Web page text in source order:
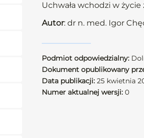
Uchwała wchodzi w
Autor: dr n. med. Igor
Podmiot odpowiedzialny:
Dokument opublikowany
Data publikacji: 25 kwietnia
Numer aktualnej wersji: 0